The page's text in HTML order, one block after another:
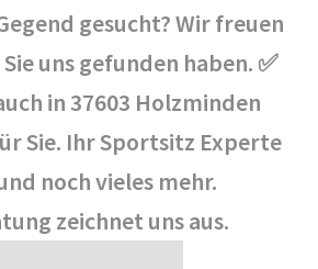
gesucht? Wir freuen
uns gefunden haben. ✅
in 37603 Holzminden
Sie. Ihr Sportsitz Experte
noch vieles mehr.
zeichnet uns aus.